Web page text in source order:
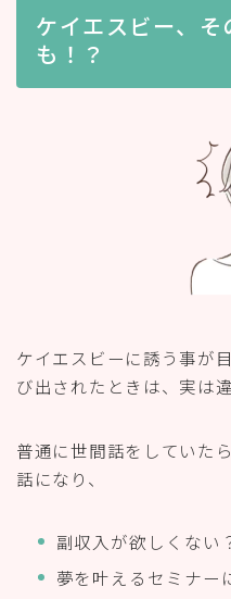
ケイエスビー、
も！？
ケイエスビーに誘う事が
び出されたときは、実は
普通に世間話をしていた
話になり、
副収入が欲しくない
夢を叶えるセミナー